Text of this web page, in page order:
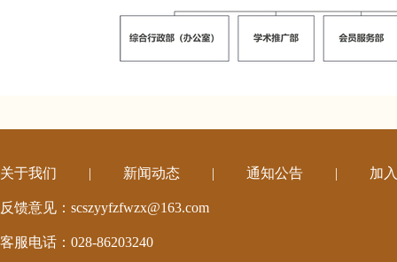
关于我们 | 新闻动态 | 通知公告 | 加
反馈意见：scszyyfzfwzx@163.com
客服电话：028-86203240